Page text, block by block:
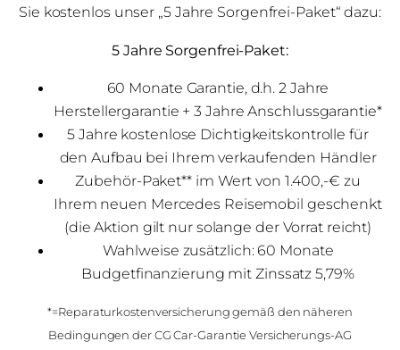
Sie kostenlos unser „5 Jahre Sorgenfrei-Paket“ dazu:
5 Jahre Sorgenfrei-Paket:
60 Monate Garantie, d.h. 2 Jahre
Herstellergarantie + 3 Jahre Anschlussgarantie*
5 Jahre kostenlose Dichtigkeitskontrolle für
den Aufbau bei Ihrem verkaufenden Händler
Zubehör-Paket** im Wert von 1.400,-€ zu
Ihrem neuen Mercedes Reisemobil geschenkt
(die Aktion gilt nur solange der Vorrat reicht)
Wahlweise zusätzlich: 60 Monate
Budgetfinanzierung mit Zinssatz 5,79%
*=Reparaturkostenversicherung gemäß den näheren
Bedingungen der CG Car-Garantie Versicherungs-AG